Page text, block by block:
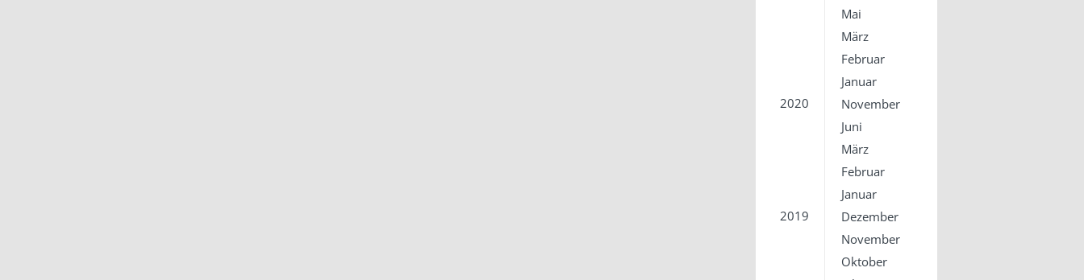
Mai
März
Februar
Januar
2020
November
Juni
März
Februar
Januar
2019
Dezember
November
Oktober